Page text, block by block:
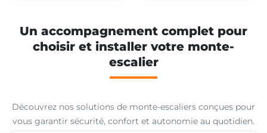
Un accompagnement complet pour
choisir et installer votre monte-
escalier
Découvrez nos solutions de monte-escaliers conçues pour
vous garantir sécurité, confort et autonomie au quotidien.